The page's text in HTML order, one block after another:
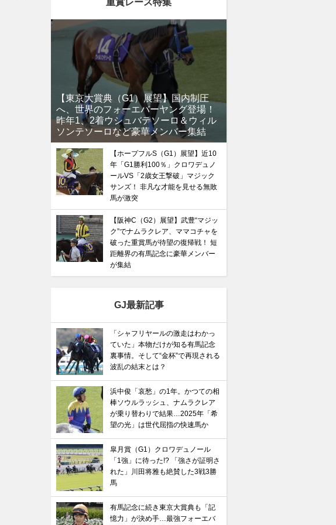
重賞レース特集
【東京大賞典（G1）展望】国内制圧
へ、世界のフォーエバーヤング登場！
昨年1、2着ウシュバテソーロ＆ウィル
ソンテソーロなど豪華メンバー集結
【ホープフルS（G1）展望】近10
年「G1勝利100％」クロワデュノ
ールVS「2歳女王撃破」マジック
サンズ！ 非凡な才能を見せる無敗
馬が激突
【阪神C（G2）展望】武豊“マジッ
ク”でナムラクレア、ママコチャを
破った重賞馬が待望の復帰戦！ 短
距離界の有馬記念に豪華メンバー
が集結
GJ最新記事
「シャフリヤールの激走はわかっ
ていた」本物だけが知る有馬記念
裏事情。そして“金杯”で再現される
波乱の結末とは？
浜中俊「哀愁」の1年。かつての相
棒ソウルラッシュ、ナムラクレア
が乗り替わりで結果…2025年「希
望の光」は世代屈指の快速馬か
皐月賞（G1）クロワデュノール
「1強」に待った!? 「強さが証明さ
れた」川田将雅も絶賛した3戦3勝
馬
有馬記念に続き東京大賞典も「記
憶力」が決め手…最強フォーエバ